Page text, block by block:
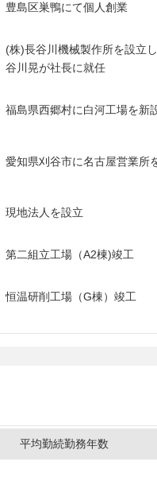
豊島区巣鴨にて個人創業
(株)長谷川機械製作所を設立
谷川晃が社長に就任
福島県西郷村に白河工場を新
愛知県刈谷市に名古屋営業所
現地法人を設立
第二組立工場（A2棟)竣工
恒温研削工場（G棟）竣工
平均勤続勤務年数